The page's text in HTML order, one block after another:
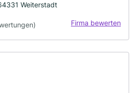
Weiterstadt
Firma bewerten